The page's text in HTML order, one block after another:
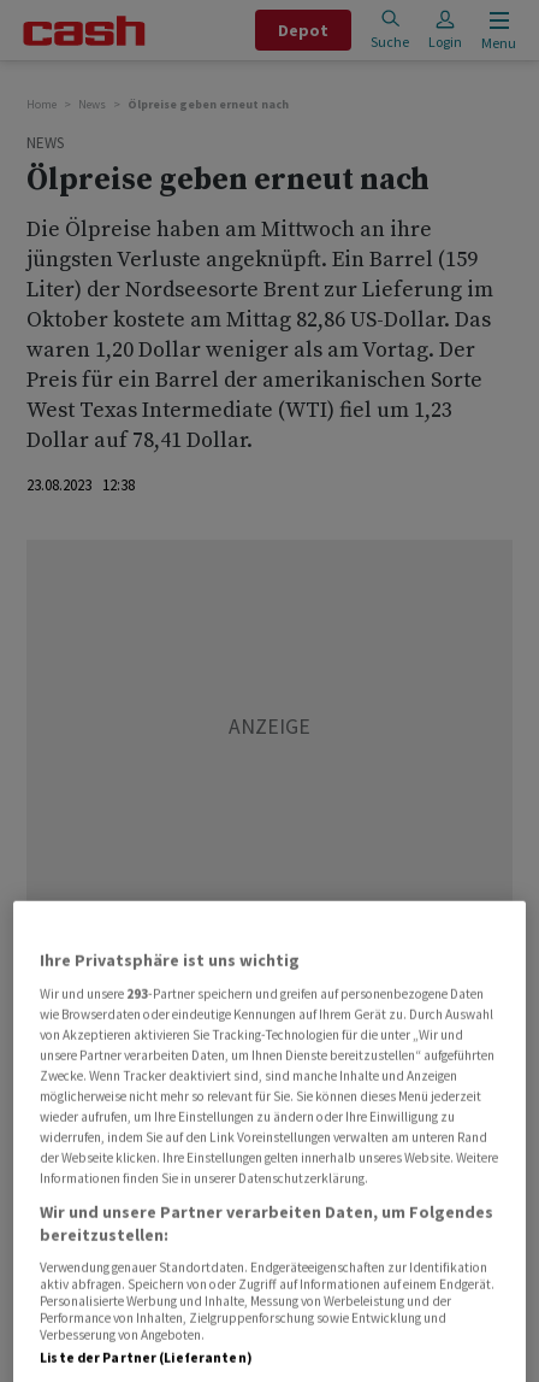
Depot
Suche Login Menu
Home News Ölpreise geben erneut nach
NEWS
Ölpreise geben erneut nach
Die Ölpreise haben am Mittwoch an ihre
jüngsten Verluste angeknüpft. Ein Barrel (159
Liter) der Nordseesorte Brent zur Lieferung im
Oktober kostete am Mittag 82,86 US-Dollar. Das
waren 1,20 Dollar weniger als am Vortag. Der
Preis für ein Barrel der amerikanischen Sorte
West Texas Intermediate (WTI) fiel um 1,23
Dollar auf 78,41 Dollar.
23.08.2023 12:38
Belastet wurden die Ölpreise durch den zu vielen
Währungen gestiegen Kurs des Dollar. Ein stärkerer
Dollar macht Rohöl für Anleger aus anderen
Währungsräumen teurer und dämpft so die Nachfrage.
Schwache Konjunkturdaten aus der Eurozone schürten
zudem Rezessionssorgen. Eine schwache
konjunkturelle Entwicklung belastet auch die
Nachfrage nach Rohöl. Zuletzt hatte am Ölmarkt auch
die schwache Wirtschaftsentwicklung in China die Preise
belastet.
Am Nachmittag werden in den USA die wöchentlichen
Zahlen zu den Rohöllagerbeständen erwartet. Das
private American Petroleum Institute hatte am
Dienstagabend einen Rückgang der Bestände
Ihre Privatsphäre ist uns wichtig
Wir und unsere 293-Partner speichern und greifen auf personenbezogene Daten
wie Browserdaten oder eindeutige Kennungen auf Ihrem Gerät zu. Durch Auswahl
von Akzeptieren aktivieren Sie Tracking-Technologien für die unter „Wir und
unsere Partner verarbeiten Daten, um Ihnen Dienste bereitzustellen“ aufgeführten
Zwecke. Wenn Tracker deaktiviert sind, sind manche Inhalte und Anzeigen
möglicherweise nicht mehr so relevant für Sie. Sie können dieses Menü jederzeit
wieder aufrufen, um Ihre Einstellungen zu ändern oder Ihre Einwilligung zu
widerrufen, indem Sie auf den Link Voreinstellungen verwalten am unteren Rand
der Webseite klicken. Ihre Einstellungen gelten innerhalb unseres Website. Weitere
Informationen finden Sie in unserer Datenschutzerklärung.
Wir und unsere Partner verarbeiten Daten, um Folgendes
bereitzustellen:
Verwendung genauer Standortdaten. Endgeräteeigenschaften zur Identifikation
aktiv abfragen. Speichern von oder Zugriff auf Informationen auf einem Endgerät.
Personalisierte Werbung und Inhalte, Messung von Werbeleistung und der
Performance von Inhalten, Zielgruppenforschung sowie Entwicklung und
Verbesserung von Angeboten.
Liste der Partner (Lieferanten)